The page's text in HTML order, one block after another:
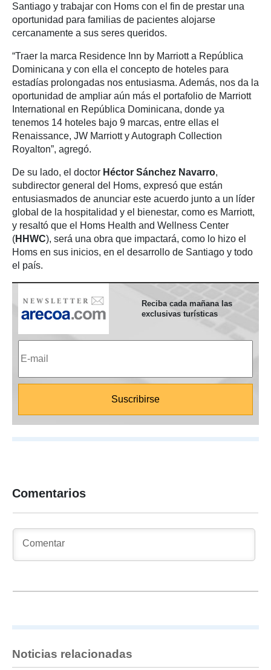
Santiago y trabajar con Homs con el fin de prestar una
oportunidad para familias de pacientes alojarse
cercanamente a sus seres queridos.
“Traer la marca Residence Inn by Marriott a República
Dominicana y con ella el concepto de hoteles para
estadías prolongadas nos entusiasma. Además, nos da la
oportunidad de ampliar aún más el portafolio de Marriott
International en República Dominicana, donde ya
tenemos 14 hoteles bajo 9 marcas, entre ellas el
Renaissance, JW Marriott y Autograph Collection
Royalton”, agregó.
De su lado, el doctor Héctor Sánchez Navarro,
subdirector general del Homs, expresó que están
entusiasmados de anunciar este acuerdo junto a un líder
global de la hospitalidad y el bienestar, como es Marriott,
y resaltó que el Homs Health and Wellness Center
(HHWC), será una obra que impactará, como lo hizo el
Homs en sus inicios, en el desarrollo de Santiago y todo
el país.
Reciba cada mañana las
exclusivas turísticas
Comentarios
Noticias relacionadas